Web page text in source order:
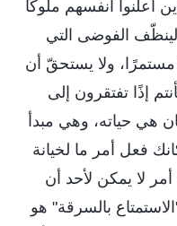
أعلنوا أنفسهم ملوكًا
الفوضى التي
ولا يستحقّ أن
إذًا تفتقرون إلى
هي حياته، وهي مبدأ
فعل أمر ما لخيانة
أمر لا يمكن لأحد أن
بالسرقة" هو